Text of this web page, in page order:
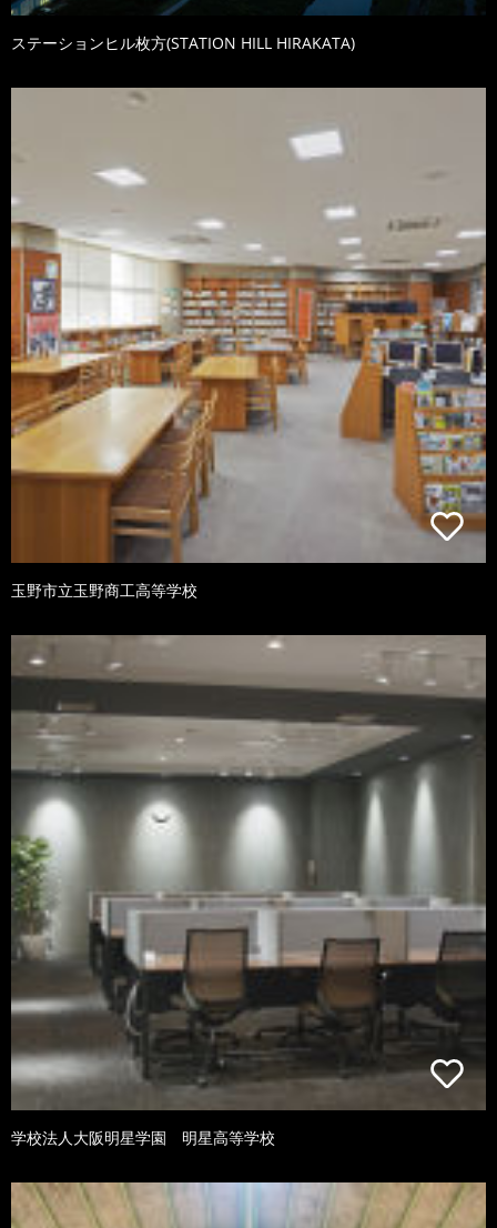
ステーションヒル枚方(STATION HILL HIRAKATA)
玉野市立玉野商工高等学校
学校法人大阪明星学園 明星高等学校